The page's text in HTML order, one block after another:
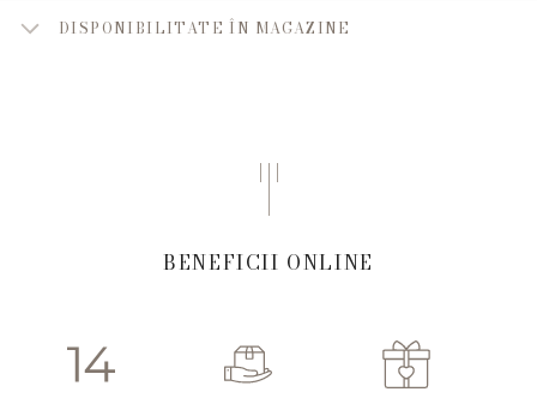
DISPONIBILITATE ÎN MAGAZINE
BENEFICII ONLINE